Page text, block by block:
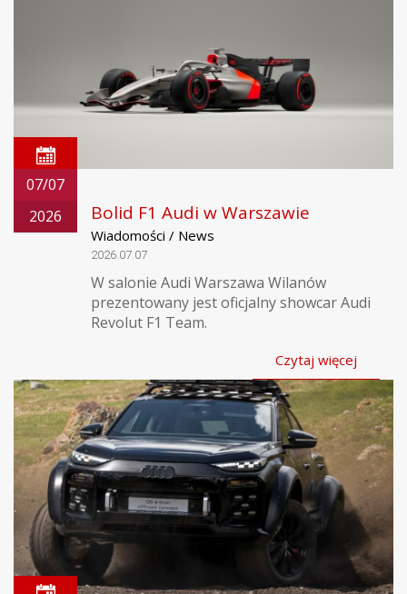
07/07
2026
Bolid F1 Audi w Warszawie
Wiadomości / News
2026.07.07
W salonie Audi Warszawa Wilanów
prezentowany jest oficjalny showcar Audi
Revolut F1 Team.
Czytaj więcej